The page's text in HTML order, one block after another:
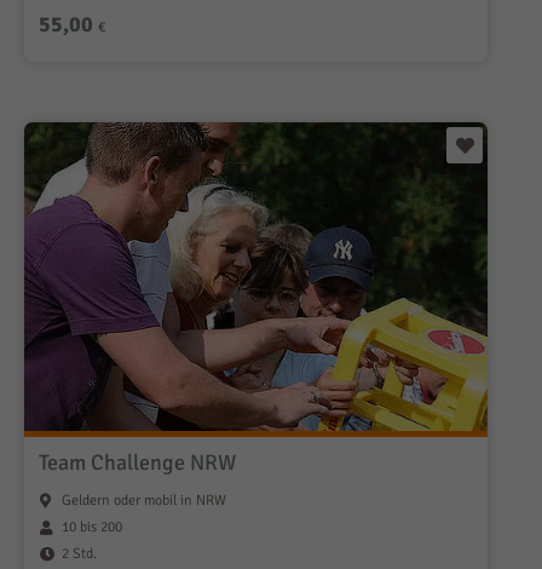
55,00 €
Team Challenge NRW
Geldern oder mobil in NRW
10 bis 200
2 Std.